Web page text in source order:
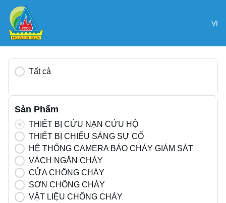
VI
Tất cả
Sản Phẩm
THIẾT BỊ CỨU NẠN CỨU HỘ
THIẾT BỊ CHIẾU SÁNG SỰ CỐ
HỆ THỐNG CAMERA BÁO CHÁY GIÁM SÁT
VÁCH NGĂN CHÁY
CỬA CHỐNG CHÁY
SƠN CHỐNG CHÁY
VẬT LIỆU CHỐNG CHÁY